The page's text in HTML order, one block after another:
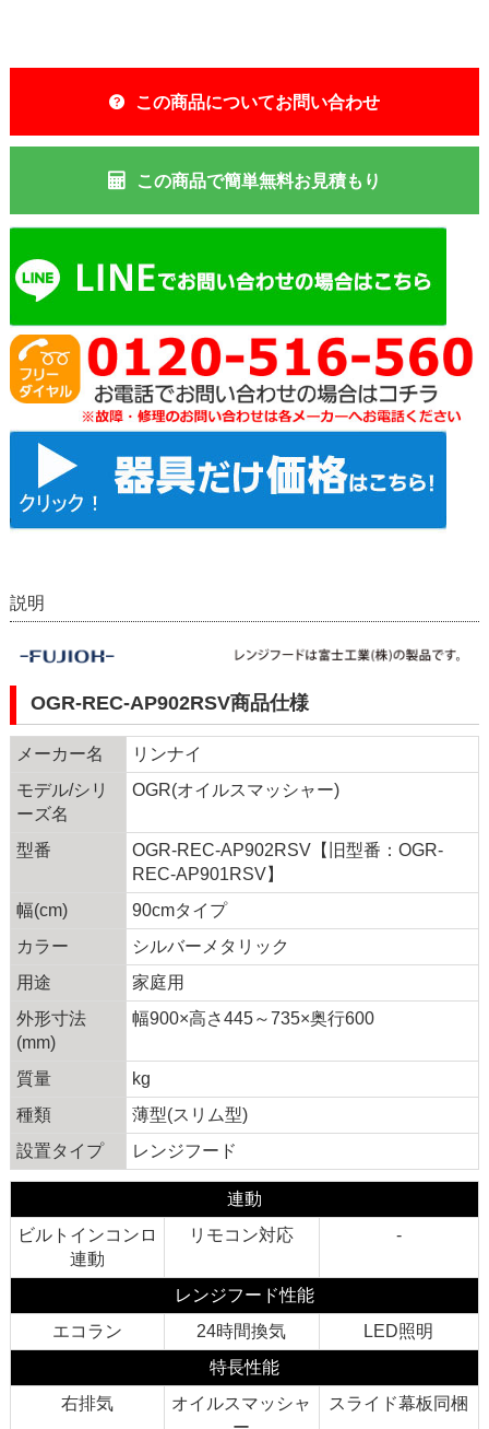
この商品についてお問い合わせ
この商品で簡単無料お見積もり
説明
OGR-REC-AP902RSV商品仕様
メーカー名
リンナイ
モデル/シリ
ーズ名
OGR(オイルスマッシャー)
型番
OGR-REC-AP902RSV【旧型番：OGR-
REC-AP901RSV】
幅(cm)
90cmタイプ
カラー
シルバーメタリック
用途
家庭用
外形寸法
(mm)
幅900×高さ445～735×奥行600
質量
kg
種類
薄型(スリム型)
設置タイプ
レンジフード
連動
ビルトインコンロ
連動
リモコン対応 -
レンジフード性能
エコラン
24時間換気
LED照明
特長性能
右排気
オイルスマッシャ
スライド幕板同梱